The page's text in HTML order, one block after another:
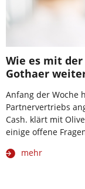
Wie es mit
Gothaer
Anfang der Woche
Partnervertriebs
Cash. klärt mit
einige offene
mehr